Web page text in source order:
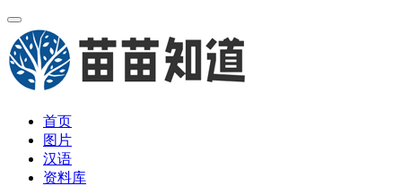
首页
图片
汉语
资料库